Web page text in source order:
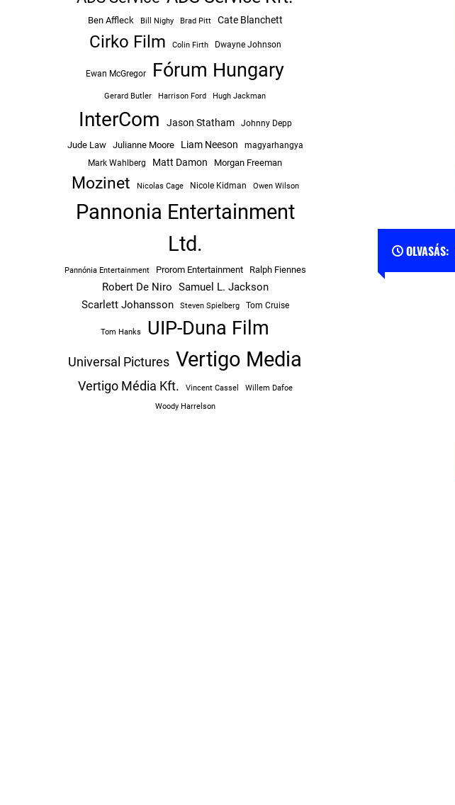
OLVASÁS:
Ben Affleck Bill Nighy Brad Pitt Cate Blanchett
Cirko Film Colin Firth Dwayne Johnson
Ewan McGregor Fórum Hungary
Gerard Butler Harrison Ford Hugh Jackman
InterCom Jason Statham Johnny Depp
Jude Law Julianne Moore Liam Neeson
magyarhangya
Mark Wahlberg
Matt Damon Morgan Freeman
Mozinet Nicolas Cage Nicole Kidman Owen Wilson
Pannonia Entertainment
Ltd.
Pannónia Entertainment Prorom Entertainment Ralph Fiennes
Robert De Niro Samuel L. Jackson
Scarlett Johansson
Steven Spielberg Tom Cruise
Tom Hanks UIP-Duna Film
Universal Pictures Vertigo Media
Vertigo Média Kft. Vincent Cassel
Willem Dafoe
Woody Harrelson